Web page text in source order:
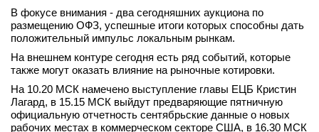
Стать автором
Вход
В фокусе внимания - два сегодняшних аукциона по
размещению ОФЗ, успешные итоги которых способны дать
положительный импульс локальным рынкам.
На внешнем контуре сегодня есть ряд событий, которые
также могут оказать влияние на рыночные котировки.
На 10.20 МСК намечено выступление главы ЕЦБ Кристин
Лагард, в 15.15 МСК выйдут предваряющие пятничную
официальную отчетность сентябрьские данные о новых
рабочих местах в коммерческом секторе США, в 16.30 МСК